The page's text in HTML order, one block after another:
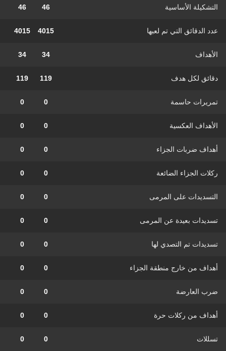
التشكيلة الأساسية 46
46
عدد الدقائق التي تم لعبها 4015
4015
الأهداف 34
34
دقائق لكل هدف 119
119
تمريرات حاسمة 0
0
الأهداف العكسية 0
0
أهداف ضربات الجزاء 0
0
ركلات الجزاء الضائعة 0
0
التسديدات على المرمى 0
0
تسديدات بعيدة عن المرمى 0
0
تسديدات تم التصدي لها 0
0
أهداف من خارج منطقة الجزاء 0
0
ضرب العارضة 0
0
أهداف من ركلات حرة 0
0
تسللات 0
0